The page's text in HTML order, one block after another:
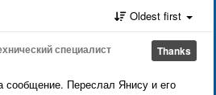
Oldest first
Thanks
специалист
сообщение. Переслал Янису и его